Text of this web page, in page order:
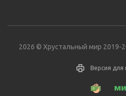
2026 © Хрустальный мир 2019-
Версия для